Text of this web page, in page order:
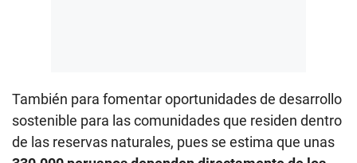
También para fomentar oportunidades de desarrollo
sostenible para las comunidades que residen dentro
de las reservas naturales, pues se estima que unas